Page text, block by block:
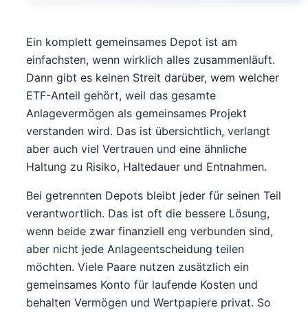
Ein komplett gemeinsames Depot ist am
einfachsten, wenn wirklich alles zusammenläuft.
Dann gibt es keinen Streit darüber, wem welcher
ETF-Anteil gehört, weil das gesamte
Anlagevermögen als gemeinsames Projekt
verstanden wird. Das ist übersichtlich, verlangt
aber auch viel Vertrauen und eine ähnliche
Haltung zu Risiko, Haltedauer und Entnahmen.
Bei getrennten Depots bleibt jeder für seinen Teil
verantwortlich. Das ist oft die bessere Lösung,
wenn beide zwar finanziell eng verbunden sind,
aber nicht jede Anlageentscheidung teilen
möchten. Viele Paare nutzen zusätzlich ein
gemeinsames Konto für laufende Kosten und
behalten Vermögen und Wertpapiere privat. So